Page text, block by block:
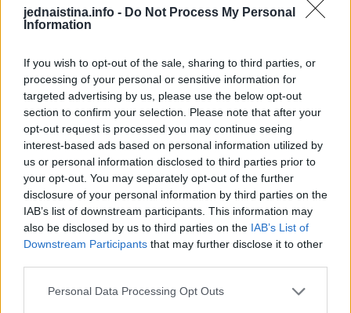
jednaistina.info - Do Not Process My Personal
Information
If you wish to opt-out of the sale, sharing to third parties, or
processing of your personal or sensitive information for
targeted advertising by us, please use the below opt-out
section to confirm your selection. Please note that after your
opt-out request is processed you may continue seeing
interest-based ads based on personal information utilized by
us or personal information disclosed to third parties prior to
your opt-out. You may separately opt-out of the further
disclosure of your personal information by third parties on the
IAB’s list of downstream participants. This information may
also be disclosed by us to third parties on the IAB’s List of
Downstream Participants that may further disclose it to other
Personal Data Processing Opt Outs
4 KUĆNA UREĐAJA BUKVALNO
GUTAJU PARE,ZBOG NJIH SU RAČUNI
OGROMNI: Stručnjak otkriva najčešće
greške i kako da uštedite￼
probamo uštediti na nekoliko načina koliko to možemo, a u svemu...